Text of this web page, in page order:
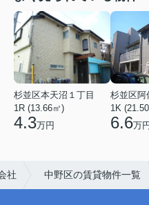
杉並区本天沼１丁目
1R (13.66㎡)
4.3万円
杉並区阿
1K
6.6万円
社 中野区の賃貸物件一覧